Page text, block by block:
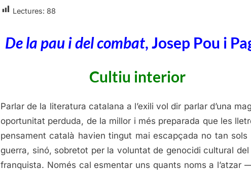
Josep
Pou
Lectures: 88
De la pau i del combat, Josep Pou i
Cultiu interior
Parlar de la literatura catalana a l’exili vol dir parlar d’una
oportunitat perduda, de la millor i més preparada que les
pensament català havien tingut mai escapçada no tan sols
guerra, sinó, sobretot per la voluntat de genocidi cultural del
franquista. Només cal esmentar uns quants noms a l’atzar